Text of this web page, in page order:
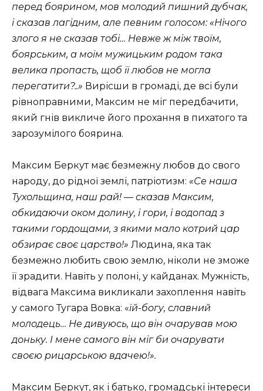
перед боярином, мов молодий пишний дубчак,
і сказав лагідним, але певним голосом: «Нічого
злого я не сказав тобі… Невже ж між твоїм,
боярським, а моїм мужицьким родом така
велика пропасть, щоб її любов не могла
перегатити?..» Вирісши в громаді, де всі були
рівноправними, Максим не міг передбачити,
який гнів викличе його прохання в пихатого та
зарозумілого боярина.
Максим Беркут має безмежну любов до свого
народу, до рідної землі, патріотизм: «Се наша
Тухольщина, наш рай! — сказав Максим,
обкидаючи оком долину, і гори, і водопад з
такими гордощами, з якими мало котрий цар
обзирає своє царство!» Людина, яка так
безмежно любить свою землю, ніколи не зможе
її зрадити. Навіть у полоні, у кайданах. Мужність,
відвага Максима викликали захоплення навіть
у самого Тугара Вовка: «їй-богу, славний
молодець… Не дивуюсь, що він очарував мою
доньку. І мене самого він міг би очарувати
своєю рицарською вдачею!».
Максим Беркут, як і батько, громадські інтереси